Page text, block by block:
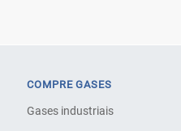
COMPRE GASES
Gases industriais